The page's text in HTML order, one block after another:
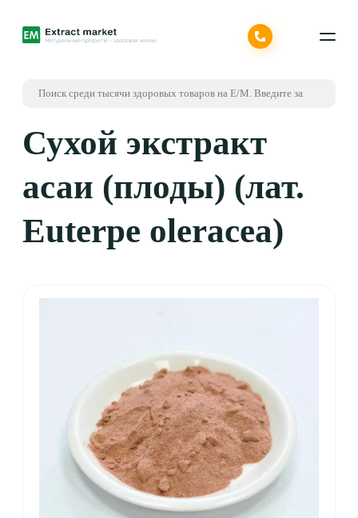
Сухой экстракт
асаи (плоды) (лат.
Euterpe oleracea)